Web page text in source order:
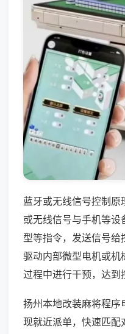
蓝牙或无线信号控制
或无线信号与手机等
型等指令，发送信号
驱动内部微型电机或机
过程中进行干预，达到
扬州本地改装麻将程序
现就近派单，快速匹配